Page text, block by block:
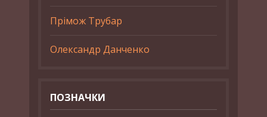
Прімож Трубар
Олександр Данченко
ПОЗНАЧКИ